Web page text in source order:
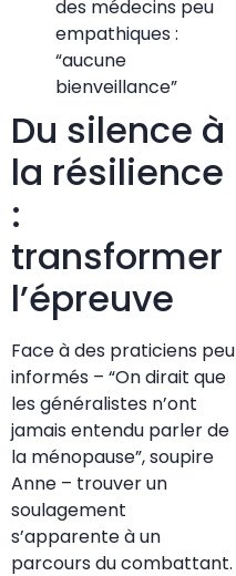
des médecins peu
empathiques :
“aucune
bienveillance”
Du silence à
la résilience
:
transformer
l’épreuve
Face à des praticiens peu
informés – “On dirait que
les généralistes n’ont
jamais entendu parler de
la ménopause”, soupire
Anne – trouver un
soulagement
s’apparente à un
parcours du combattant.